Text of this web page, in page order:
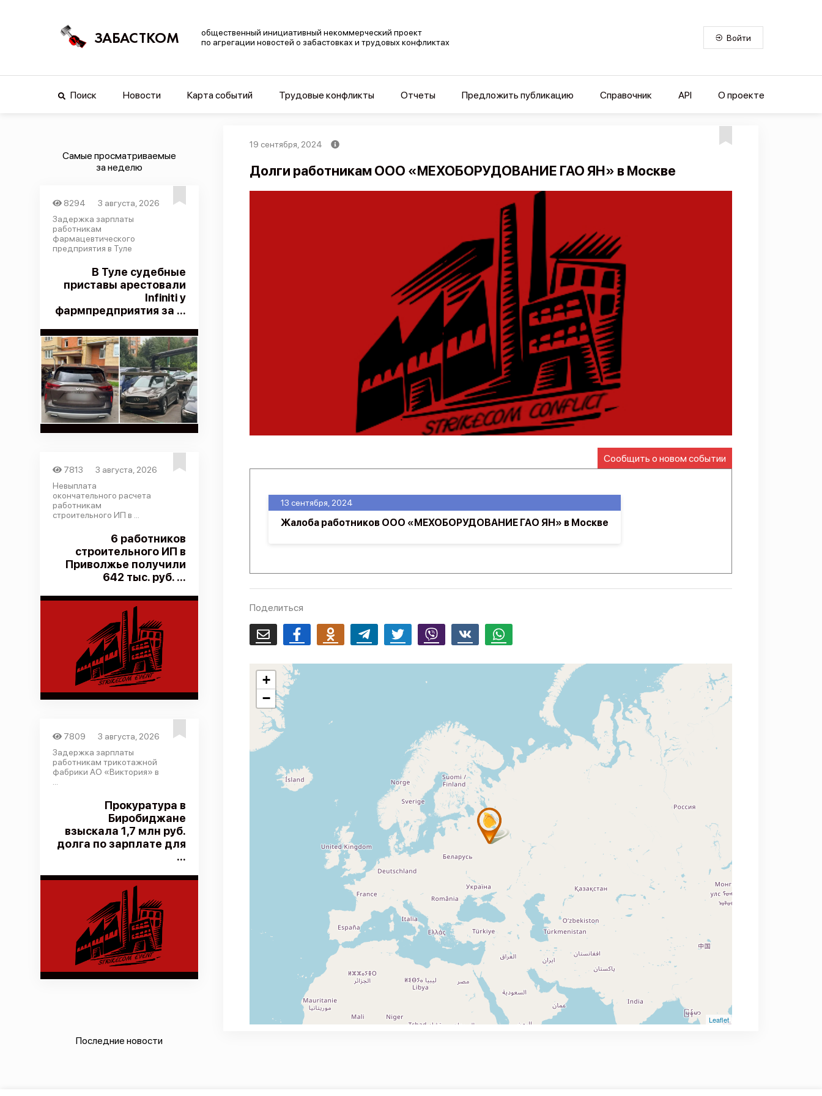
ЗАБАСТКОМ
общественный инициативный некоммерческий проект
по агрегации новостей о забастовках и трудовых конфликтах
Войти
Поиск Новости Карта событий Трудовые конфликты Отчеты Предложить публикацию Справочник API О проекте
Самые просматриваемые
за неделю
8294
3 августа, 2026
Задержка зарплаты
работникам
фармацевтического
предприятия в Туле
В Туле судебные
приставы арестовали
Infiniti у
фармпредприятия за ...
7813
3 августа, 2026
Невыплата
окончательного расчета
работникам
строительного ИП в ...
6 работников
строительного ИП в
Приволжье получили
642 тыс. руб. ...
7809
3 августа, 2026
Задержка зарплаты
работникам трикотажной
фабрики АО «Виктория» в
Прокуратура в
Биробиджане
взыскала 1,7 млн руб.
долга по зарплате для
...
Последние новости
19 сентября, 2024
Долги работникам ООО «МЕХОБОРУДОВАНИЕ ГАО ЯН» в Москве
Сообщить о новом событии
13 сентября, 2024
Жалоба работников ООО «МЕХОБОРУДОВАНИЕ ГАО ЯН» в Москве
Поделиться
Email FacebookOdnoklassnikiTelegram Twitter Viber Whatsapp
+
−
Leaflet